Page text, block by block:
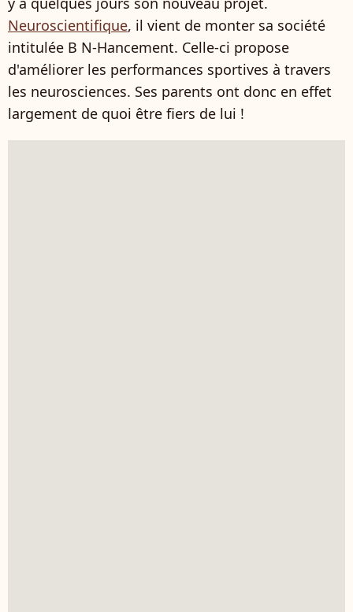
Neuroscientifique, il vient de monter sa société
intitulée B N-Hancement. Celle-ci propose
d'améliorer les performances sportives à travers
les neurosciences. Ses parents ont donc en effet
largement de quoi être fiers de lui !